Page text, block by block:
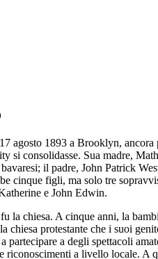
agosto 1893 a Brooklyn, ancora
si consolidasse. Sua madre,
il padre, John Patrick
cinque figli, ma solo tre
e John Edwin.
la chiesa. A cinque anni, la
chiesa protestante che i suoi
partecipare a degli spettacoli
riconoscimenti a livello locale. A